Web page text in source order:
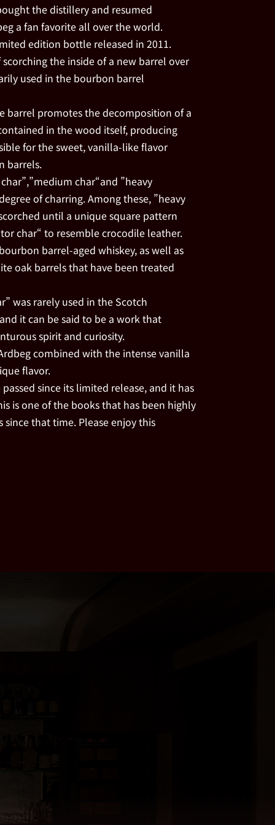
the distillery and resumed
a fan favorite all over the world.
edition bottle released in 2011.
scorching the inside of a new barrel over
used in the bourbon barrel
barrel promotes the decomposition of a
in the wood itself, producing
for the sweet, vanilla-like flavor
barrels.
char“and ”heavy
of charring. Among these, ”heavy
until a unique square pattern
char“ to resemble crocodile leather.
barrel-aged whiskey, as well as
oak barrels that have been treated
was rarely used in the Scotch
it can be said to be a work that
spirit and curiosity.
combined with the intense vanilla
flavor.
since its limited release, and it has
is one of the books that has been highly
that time. Please enjoy this